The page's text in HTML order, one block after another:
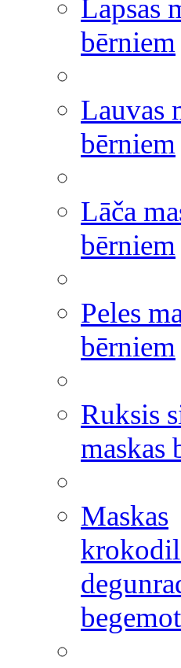
Lapsas
bērniem
Lauvas
bērniem
Lāča
bērniem
Peles
bērniem
Ruksis
maskas
Maskas